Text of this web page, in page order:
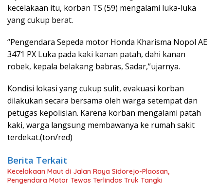
kecelakaan itu, korban TS (59) mengalami luka-luka
yang cukup berat.
“Pengendara Sepeda motor Honda Kharisma Nopol AE
3471 PX Luka pada kaki kanan patah, dahi kanan
robek, kepala belakang babras, Sadar,”ujarnya.
Kondisi lokasi yang cukup sulit, evakuasi korban
dilakukan secara bersama oleh warga setempat dan
petugas kepolisian. Karena korban mengalami patah
kaki, warga langsung membawanya ke rumah sakit
terdekat.(ton/red)
Berita Terkait
Kecelakaan Maut di Jalan Raya Sidorejo-Plaosan,
Pengendara Motor Tewas Terlindas Truk Tangki